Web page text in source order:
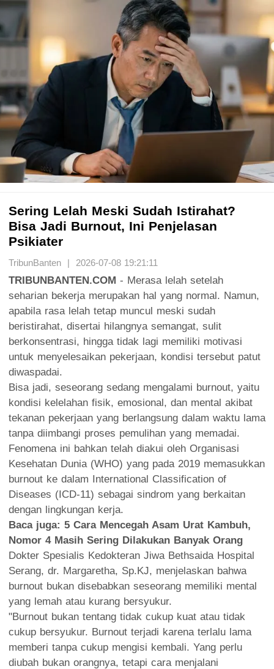
Sering Lelah Meski Sudah Istirahat?
Bisa Jadi Burnout, Ini Penjelasan
Psikiater
TribunBanten | 2026-07-08 19:21:11
TRIBUNBANTEN.COM - Merasa lelah setelah
seharian bekerja merupakan hal yang normal. Namun,
apabila rasa lelah tetap muncul meski sudah
beristirahat, disertai hilangnya semangat, sulit
berkonsentrasi, hingga tidak lagi memiliki motivasi
untuk menyelesaikan pekerjaan, kondisi tersebut patut
diwaspadai.
Bisa jadi, seseorang sedang mengalami burnout, yaitu
kondisi kelelahan fisik, emosional, dan mental akibat
tekanan pekerjaan yang berlangsung dalam waktu lama
tanpa diimbangi proses pemulihan yang memadai.
Fenomena ini bahkan telah diakui oleh Organisasi
Kesehatan Dunia (WHO) yang pada 2019 memasukkan
burnout ke dalam International Classification of
Diseases (ICD-11) sebagai sindrom yang berkaitan
dengan lingkungan kerja.
Baca juga: 5 Cara Mencegah Asam Urat Kambuh,
Nomor 4 Masih Sering Dilakukan Banyak Orang
Dokter Spesialis Kedokteran Jiwa Bethsaida Hospital
Serang, dr. Margaretha, Sp.KJ, menjelaskan bahwa
burnout bukan disebabkan seseorang memiliki mental
yang lemah atau kurang bersyukur.
"Burnout bukan tentang tidak cukup kuat atau tidak
cukup bersyukur. Burnout terjadi karena terlalu lama
memberi tanpa cukup mengisi kembali. Yang perlu
diubah bukan orangnya, tetapi cara menjalani